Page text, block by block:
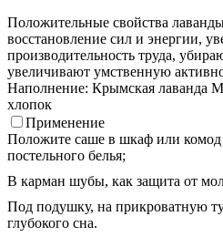
Положительные свойства
восстановление сил и энергии,
производительность труда,
увеличивают умственную
Наполнение: Крымская лаванда
хлопок
Применение
Положите саше в шкаф или
постельного белья;
В карман шубы, как защита от
Под подушку, на прикроватную
глубокого сна.